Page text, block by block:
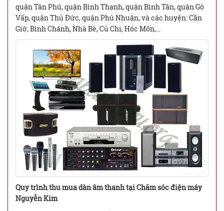
quận Tân Phú, quận Bình Thạnh, quận Bình Tân, quận Gò
Vấp, quận Thủ Đức, quận Phú Nhuận, và các huyện: Cần
Giờ, Bình Chánh, Nhà Bè, Củ Chi, Hóc Môn,…
Quy trình thu mua dàn âm thanh tại Chăm sóc điện máy
Nguyễn Kim